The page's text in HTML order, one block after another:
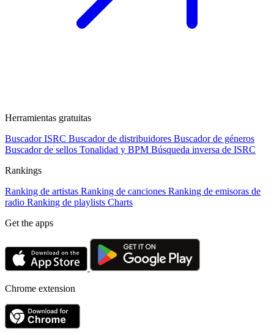
Herramientas gratuitas
Buscador ISRC Buscador de distribuidores Buscador de géneros
Buscador de sellos Tonalidad y BPM Búsqueda inversa de ISRC
Rankings
Ranking de artistas Ranking de canciones Ranking de emisoras de
radio Ranking de playlists Charts
Get the apps
Chrome extension